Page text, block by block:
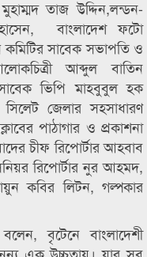
তাজ উদ্দিন,লন্ডন-
বাংলাদেশ ফটো
কমিটির সাবেক সভাপতি ও
আব্দুল বাতিন
ভিপি মাহবুবুল হক
জেলার সহসাধারণ
পাঠাগার ও প্রকাশনা
চীফ রিপোর্টার আহবাব
রিপোর্টার নুর আহমদ,
কবির লিটন, গল্পকার
বৃটেনে বাংলাদেশী